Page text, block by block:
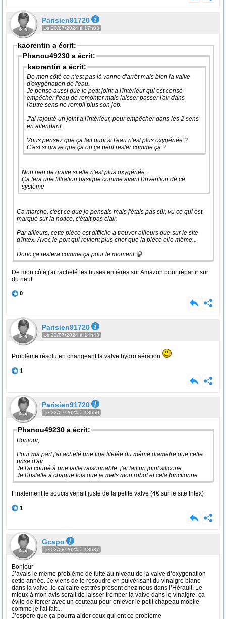
Parisien91720
Le 20/07/2024 à 17h03
kaorentin a écrit:
Phanou49230 a écrit:
kaorentin a écrit:
De mon côté ce n'est pas là vanne d'arrêt mais bien la valve
d'oxygénation de l'eau.
Je pense aussi que le petit joint à l'intérieur qui est censé
empêcher l'eau de remonter mais laisser passer l'air dans
l'autre sens ne rempli plus son job.
J'ai rajouté un joint à l'intérieur, pour empêcher dans les 2 sens
en attendant.
Vous pensez que ça fait quoi si l'eau n'est plus oxygénée ?
C'est si grave que ça ou ça peut rester comme ça ?
Non rien de grave si elle n'est plus oxygénée.
Ça fera une filtration basique comme avant l'invention de ce
système
Ça marche, c'est ce que je pensais mais j'étais pas sûr, vu ce qui est
marqué sur la notice, c'était pas clair.
Par ailleurs, cette pièce est difficile à trouver ailleurs que sur le site
d'intex. Avec le port qui revient plus cher que la pièce elle même...
Donc ça restera comme ça pour le moment 😅
De mon côté j'ai racheté les buses entières sur Amazon pour répartir sur
du neuf
0
Parisien91720
Le 22/07/2024 à 14h43
Problème résolu en changeant la valve hydro aération
1
Parisien91720
Le 22/07/2024 à 18h50
Phanou49230 a écrit:
Bonjour,
Pour ma part j'ai acheté une tige filetée du même diamètre que cette
prise d'air.
Je l'ai coupé à une taille raisonnable, j'ai fait un joint silicone.
Je l'installe à chaque fois que je mets mon robot et cela fonctionne
Finalement le soucis venait juste de la petite valve (4€ sur le site Intex)
1
Gcapo
Le 02/08/2024 à 18h37
Bonjour
J’avais le même problème de fuite au niveau de la valve d’oxygenation
cette année. Je viens de le résoudre en pulvérisant du vinaigre blanc
dans la valve ,le calcaire est très présent chez nous dans l’Hérault. Le
mieux à mon avis serait de laisser tremper la valve dans le vinaigre, ça
évite de forcer avec un couteau pour enlever le petit chapeau mobile
comme je l'ai fait...
J’espère que ça pourra aider ceux qui ont ce problème